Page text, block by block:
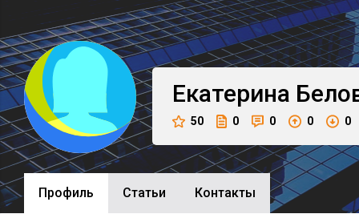
Екатерина
50 0 0 0 0
Профиль Cтатьи Контакты